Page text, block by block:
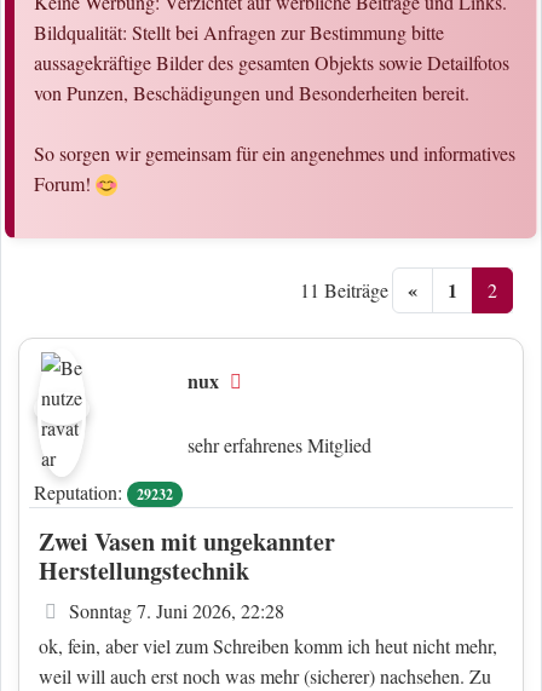
Bildqualität: Stellt bei Anfragen zur Bestimmung bitte
aussagekräftige Bilder des gesamten Objekts sowie Detailfotos
von Punzen, Beschädigungen und Besonderheiten bereit.
So sorgen wir gemeinsam für ein angenehmes und informatives
Forum!
11 Beiträge « 1 2
nux
sehr erfahrenes Mitglied
Reputation:
29232
Zwei Vasen mit ungekannter
Herstellungstechnik
Beitrag
Sonntag 7. Juni 2026, 22:28
ok, fein, aber viel zum Schreiben komm ich heut nicht mehr,
weil will auch erst noch was mehr (sicherer) nachsehen. Zu